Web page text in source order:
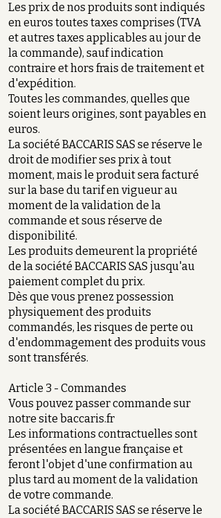
Les prix de nos produits sont indiqués
en euros toutes taxes comprises (TVA
et autres taxes applicables au jour de
la commande), sauf indication
contraire et hors frais de traitement et
d'expédition.
Toutes les commandes, quelles que
soient leurs origines, sont payables en
euros.
La société BACCARIS SAS se réserve le
droit de modifier ses prix à tout
moment, mais le produit sera facturé
sur la base du tarif en vigueur au
moment de la validation de la
commande et sous réserve de
disponibilité.
Les produits demeurent la propriété
de la société BACCARIS SAS jusqu'au
paiement complet du prix.
Dès que vous prenez possession
physiquement des produits
commandés, les risques de perte ou
d'endommagement des produits vous
sont transférés.
Article 3 - Commandes
Vous pouvez passer commande sur
notre site baccaris.fr
Les informations contractuelles sont
présentées en langue française et
feront l'objet d'une confirmation au
plus tard au moment de la validation
de votre commande.
La société BACCARIS SAS se réserve le